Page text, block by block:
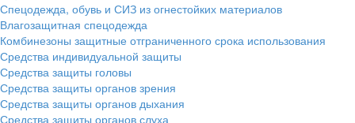
Спецодежда, обувь и СИЗ из огнестойких материалов
Влагозащитная спецодежда
Комбинезоны защитные отграниченного срока использования
Средства индивидуальной защиты
Средства защиты головы
Средства защиты органов зрения
Средства защиты органов дыхания
Средства защиты органов слуха